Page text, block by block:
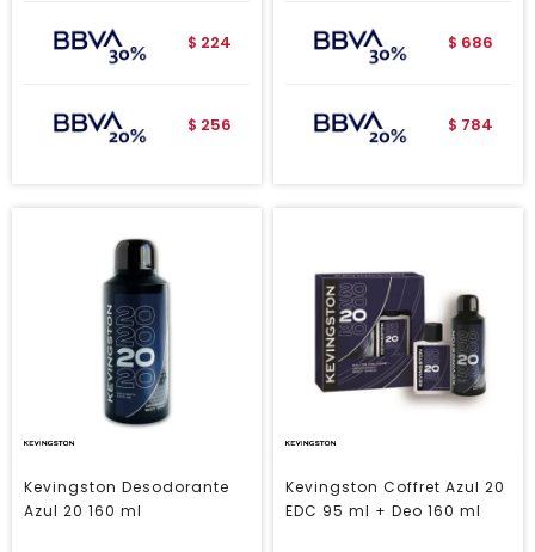
$ 224
$ 256
$ 686
$ 784
Kevingston Desodorante
Azul 20 160 ml
Kevingston Coffret Azul 20
EDC 95 ml + Deo 160 ml